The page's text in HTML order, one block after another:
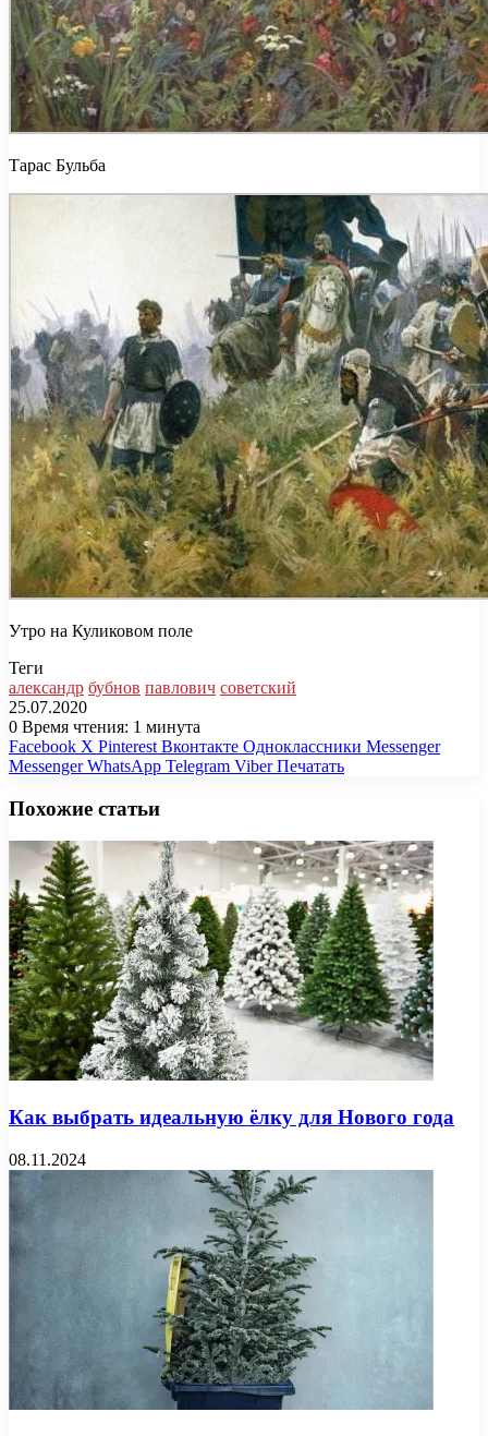
Тарас Бульба
Утро на Куликовом поле
Теги
александр бубнов павлович советский
25.07.2020
0 Время чтения: 1 минута
Facebook X Pinterest Вконтакте Одноклассники Messenger
Messenger WhatsApp Telegram Viber Печатать
Похожие статьи
Как выбрать идеальную ёлку для Нового года
08.11.2024